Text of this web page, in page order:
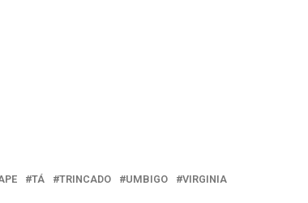
TÁ TRINCADO UMBIGO
VIRGINIA